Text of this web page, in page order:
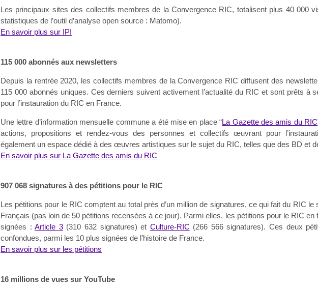
Les principaux sites des collectifs membres de la Convergence RIC, totalisent plus 40 000
statistiques de l’outil d’analyse open source : Matomo).
En savoir plus sur IPI
115 000 abonnés aux newsletters
Depuis la rentrée 2020, les collectifs membres de la Convergence RIC diffusent des
115 000 abonnés uniques. Ces derniers suivent activement l’actualité du RIC et sont prêts à
pour l’instauration du RIC en France.
Une lettre d’information mensuelle commune a été mise en place “La Gazette des amis du RIC
actions, propositions et rendez-vous des personnes et collectifs œuvrant pour
également un espace dédié à des œuvres artistiques sur le sujet du RIC, telles que des BD et
En savoir plus sur La Gazette des amis du RIC
907 068 signatures à des pétitions pour le RIC
Les pétitions pour le RIC comptent au total près d’un million de signatures, ce qui fait du RIC le
Français (pas loin de 50 pétitions recensées à ce jour). Parmi elles, les pétitions pour le RIC
signées :Article 3(310 632 signatures) et Culture-RIC (266 566 signatures). Ces deux
confondues, parmi les 10 plus signées de l’histoire de France.
En savoir plus sur les pétitions
16 millions de vues sur YouTube